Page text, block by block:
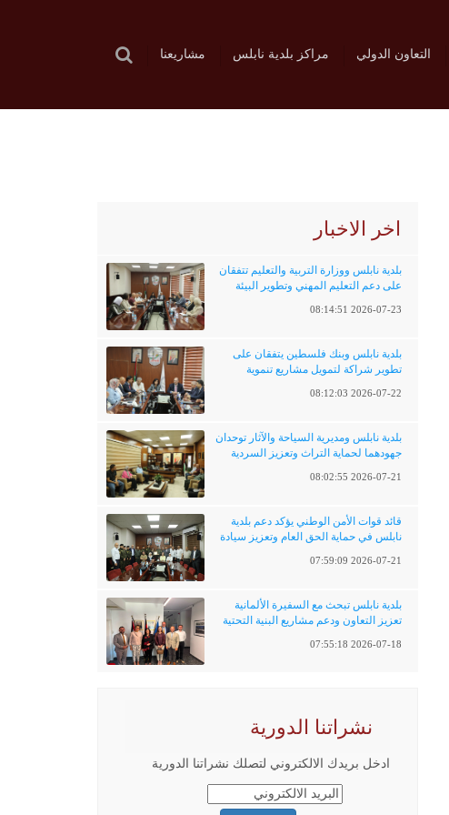
التعاون الدولي مراكز بلدية نابلس مشاريعنا
اخر الاخبار
بلدية نابلس ووزارة التربية والتعليم تتفقان
على دعم التعليم المهني وتطوير البيئة
2026-07-23 08:14:51
بلدية نابلس وبنك فلسطين يتفقان على
تطوير شراكة لتمويل مشاريع تنموية
2026-07-22 08:12:03
بلدية نابلس ومديرية السياحة والآثار توحدان
جهودهما لحماية التراث وتعزيز السردية
2026-07-21 08:02:55
قائد قوات الأمن الوطني يؤكد دعم بلدية
نابلس في حماية الحق العام وتعزيز سيادة
2026-07-21 07:59:09
بلدية نابلس تبحث مع السفيرة الألمانية
تعزيز التعاون ودعم مشاريع البنية التحتية
2026-07-18 07:55:18
نشراتنا الدورية
ادخل بريدك الالكتروني لتصلك نشراتنا الدورية